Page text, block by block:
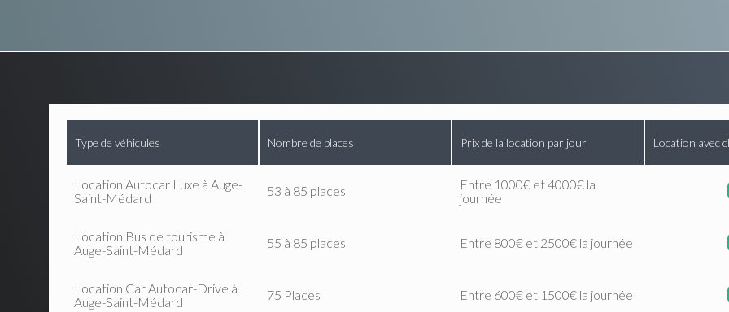
Type de véhicules Nombre de places Prix de la location par jour Location avec
Location Autocar Luxe à Auge-
Saint-Médard
53 à 85 places
Entre 1000€ et 4000€ la
journée
Location Bus de tourisme à
Auge-Saint-Médard
55 à 85 places Entre 800€ et 2500€ la journée
Location Car Autocar-Drive à
Auge-Saint-Médard
75 Places Entre 600€ et 1500€ la journée